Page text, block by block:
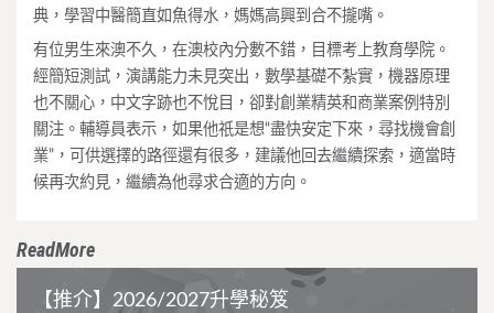
典，學習中醫簡直如魚得水，媽媽高興到合不攏嘴。
有位男生來澳不久，在澳校內分數不錯，目標考上教育學院。
經簡短測試，演講能力未見突出，數學基礎不紮實，機器原理
也不關心，中文字跡也不悅目，卻對創業精英和商業案例特別
關注。輔導員表示，如果他祇是想“盡快安定下來，尋找機會創
業”，可供選擇的路徑還有很多，建議他回去繼續探索，適當時
候再次約見，繼續為他尋求合適的方向。
ReadMore
【推介】2026/2027升學秘笈